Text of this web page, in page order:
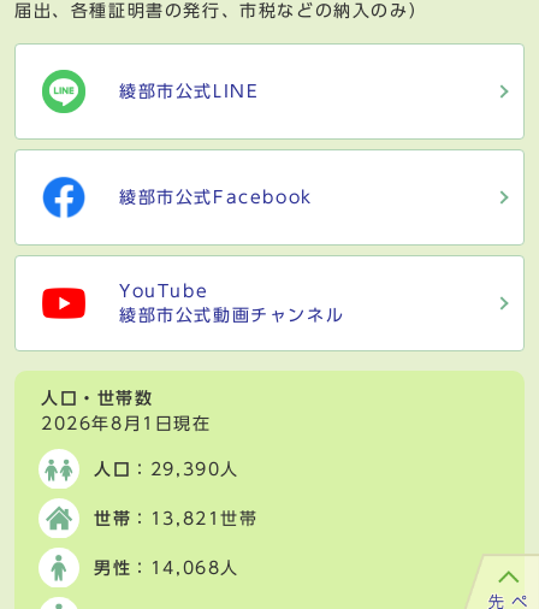
届出、各種証明書の発行、市税などの納入のみ）
綾部市公式LINE
綾部市公式Facebook
YouTube
綾部市公式動画チャンネル
人口・世帯数
2026年8月1日現在
人口 ：29,390人
世帯 ：13,821世帯
男性 ：14,068人